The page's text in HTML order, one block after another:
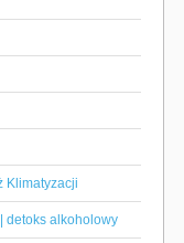
Klimatyzacji
detoks alkoholowy